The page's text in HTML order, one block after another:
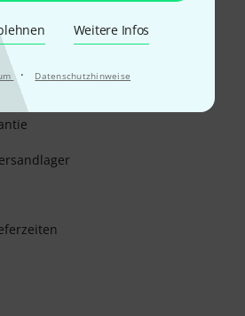
Weitere Infos
· Datenschutzhinweise
Garantie